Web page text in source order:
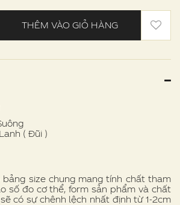
THÊM VÀO GIỎ HÀNG
( Đũi )
size chung mang tính chất tham
số đo cơ thể, form sản phẩm và chất
có sự chênh lệch nhất định từ 1-2cm